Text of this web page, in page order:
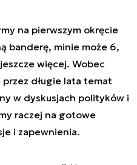
na pierwszym okręcie
banderę, minie może 6,
więcej. Wobec
długie lata temat
w dyskusjach polityków i
raczej na gotowe
i zapewnienia.